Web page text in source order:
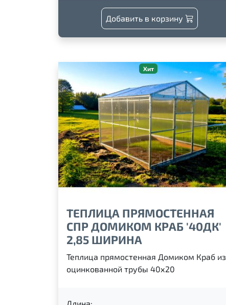
Добавить в корзину
Хит
ТЕПЛИЦА ПРЯМОСТЕННАЯ
СПР ДОМИКОМ КРАБ '40ДК'
2,85 ШИРИНА
Теплица прямостенная Домиком Краб из
оцинкованной трубы 40х20